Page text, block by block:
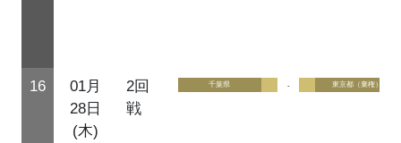
16
01月
28日
(木)
2回
戦
千葉県 - 東京都（棄権）